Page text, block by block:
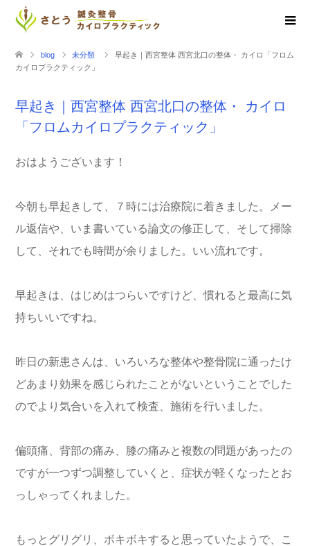
blog 未分類
早起き｜西宮整体 西宮北口の整体・ カイロ「フロム
カイロプラクティック」
早起き｜西宮整体 西宮北口の整体・ カイロ
「フロムカイロプラクティック」
おはようございます！
今朝も早起きして、７時には治療院に着きました。メー
ル返信や、いま書いている論文の修正して、そして掃除
して、それでも時間が余りました。いい流れです。
早起きは、はじめはつらいですけど、慣れると最高に気
持ちいいですね。
昨日の新患さんは、いろいろな整体や整骨院に通ったけ
どあまり効果を感じられたことがないということでした
のでより気合いを入れて検査、施術を行いました。
偏頭痛、背部の痛み、膝の痛みと複数の問題があったの
ですが一つずつ調整していくと、症状が軽くなったとお
っしゃってくれました。
もっとグリグリ、ボキボキすると思っていたようで、こ